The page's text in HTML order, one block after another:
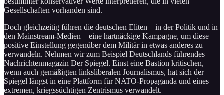
Gesellschaften vorhanden sind.
Doch gleichzeitig führen die deutschen Eliten – in der Politik und in
den Mainstream-Medien – eine hartnäckige Kampagne, um diese
positive Einstellung gegenüber dem Militär in etwas anderes zu
verwandeln. Nehmen wir zum Beispiel Deutschlands führendes
Nachrichtenmagazin Der Spiegel. Einst eine Bastion kritischen,
wenn auch gemäßigten linksliberalen Journalismus, hat sich der
Spiegel längst in eine Plattform für NATO-Propaganda und eines
extremen, kriegssüchtigen Zentrismus verwandelt.